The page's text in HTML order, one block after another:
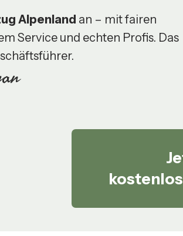
Alpenland an – mit fairen
Service und echten Profis. Das